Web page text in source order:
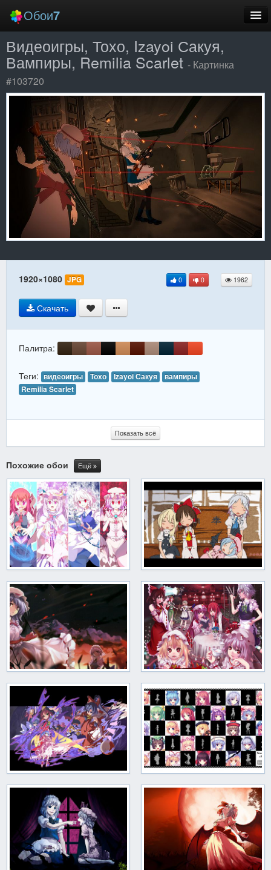
Обои7
Новые
Лучшие
Случайные
Заставки
Вход
Видеоигры, Тохо, Izayoi Сакуя,
Вампиры, Remilia Scarlet - Картинка
#103720
1920×1080 JPG 0 0 1962
Скачать
Палитра:
Теги: видеоигры Тохо Izayoi Сакуя
вампиры
Remilia Scarlet
Показать всё
Похожие обои Ещё